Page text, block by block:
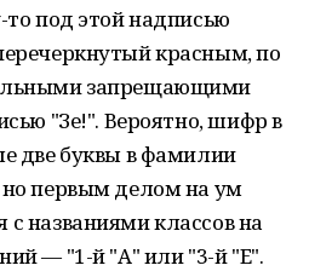
под этой надписью
красным, по
запрещающими
"Зе!". Вероятно, шифр в
две буквы в фамилии
но первым делом на ум
названиями классов на
— "1-й "А" или "3-й "Е".